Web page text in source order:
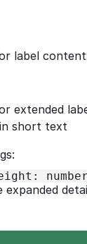
label
extended
short text
number
expanded